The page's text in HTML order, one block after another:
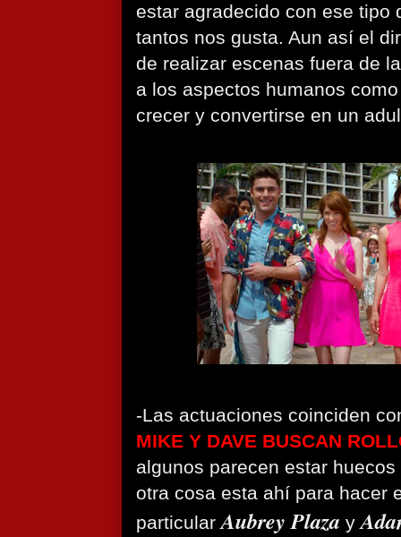
estar agradecido con ese tipo
tantos nos gusta. Aun así el
de realizar escenas fuera de
a los aspectos humanos
crecer y convertirse en un
-Las actuaciones coinciden
MIKE Y DAVE BUSCAN
algunos parecen estar
otra cosa esta ahí para hacer
particularAubrey Plaza y